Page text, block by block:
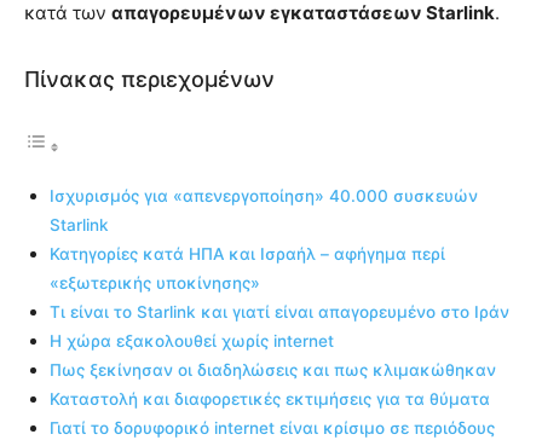
κατά των απαγορευμένων εγκαταστάσεων Starlink.
Πίνακας περιεχομένων
Ισχυρισμός για «απενεργοποίηση» 40.000 συσκευών
Starlink
Κατηγορίες κατά ΗΠΑ και Ισραήλ – αφήγημα περί
«εξωτερικής υποκίνησης»
Τι είναι το Starlink και γιατί είναι απαγορευμένο στο Ιράν
Η χώρα εξακολουθεί χωρίς internet
Πως ξεκίνησαν οι διαδηλώσεις και πως κλιμακώθηκαν
Καταστολή και διαφορετικές εκτιμήσεις για τα θύματα
Γιατί το δορυφορικό internet είναι κρίσιμο σε περιόδους